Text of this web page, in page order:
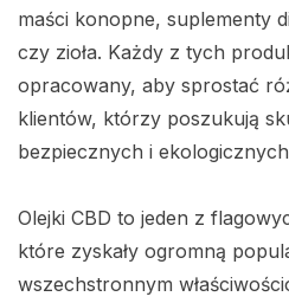
maści konopne, suplementy
czy zioła. Każdy z tych
opracowany, aby sprostać
klientów, którzy poszukują
bezpiecznych i
Olejki CBD to jeden z
które zyskały ogromną
wszechstronnym